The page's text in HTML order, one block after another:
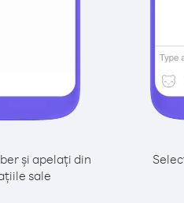
și apelați din
sale